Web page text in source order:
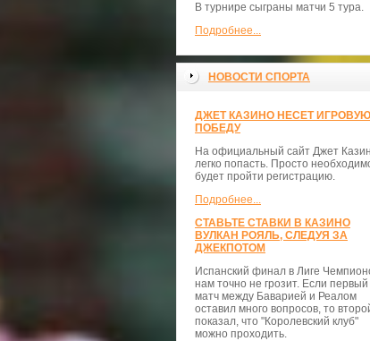
В турнире сыграны матчи 5 тура.
Подробнее...
НОВОСТИ СПОРТА
ДЖЕТ КАЗИНО НЕСЕТ ИГРОВУЮ
ПОБЕДУ
На официальный сайт Джет
легко попасть. Просто
будет пройти регистрацию.
Подробнее...
СТАВЬТЕ СТАВКИ В КАЗИНО
ВУЛКАН РОЯЛЬ, СЛЕДУЯ ЗА
ДЖЕКПОТОМ
Испанский финал в Лиге
нам точно не грозит. Если первый
матч между Баварией и Реалом
оставил много вопросов, то
показал, что "Королевский клуб"
можно проходить.